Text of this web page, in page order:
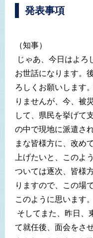
発表事項
（知事）
じゃあ、今日はよろ
お世話になります。
ろしくお願いします
りませんが、今、被
して、県民を挙げて
の中で現地に派遣さ
まな皆様方に、改め
上げたいと、このよ
ついては逐次、皆様
りますので、この場
このように思います。
そしてまた、昨日、
て就任後、面会をさ